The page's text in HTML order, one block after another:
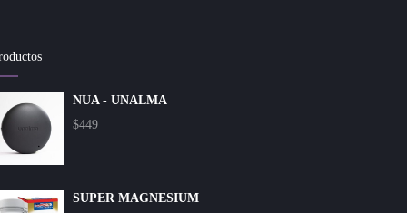
NUA - UNALMA
$449
SUPER MAGNESIUM